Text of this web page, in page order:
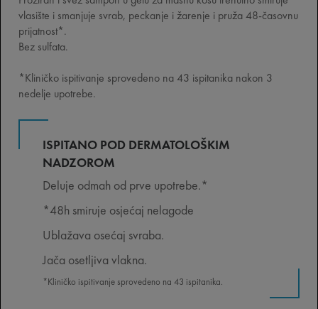
vlasište i smanjuje svrab, peckanje i žarenje i pruža 48-časovnu
prijatnost*.
Bez sulfata.
*Kliničko ispitivanje sprovedeno na 43 ispitanika nakon 3
nedelje upotrebe.
ISPITANO POD DERMATOLOŠKIM
NADZOROM
Deluje odmah od prve upotrebe.*
*48h smiruje osjećaj nelagode
Ublažava osećaj svraba.
Jača osetljiva vlakna.
*Kliničko ispitivanje sprovedeno na 43 ispitanika.